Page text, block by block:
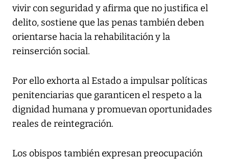
vivir con seguridad y afirma que no justifica el
delito, sostiene que las penas también deben
orientarse hacia la rehabilitación y la
reinserción social.
Por ello exhorta al Estado a impulsar políticas
penitenciarias que garanticen el respeto a la
dignidad humana y promuevan oportunidades
reales de reintegración.
Los obispos también expresan preocupación